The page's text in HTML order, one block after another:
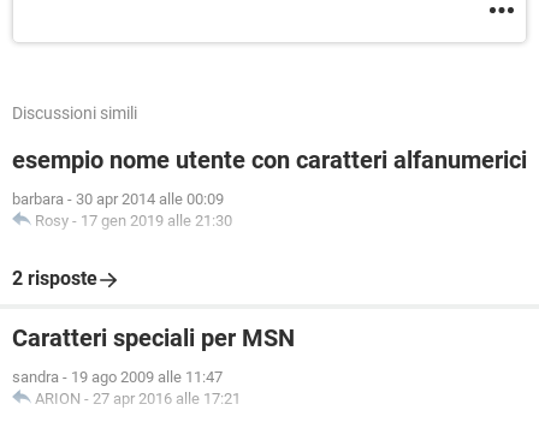
Discussioni simili
esempio nome utente con caratteri alfanumerici
barbara - 30 apr 2014 alle 00:09
Rosy - 17 gen 2019 alle 21:30
2 risposte
Caratteri speciali per MSN
sandra - 19 ago 2009 alle 11:47
ARION - 27 apr 2016 alle 17:21